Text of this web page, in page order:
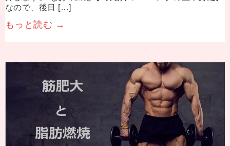
なので、後日 […]
もっと読む →